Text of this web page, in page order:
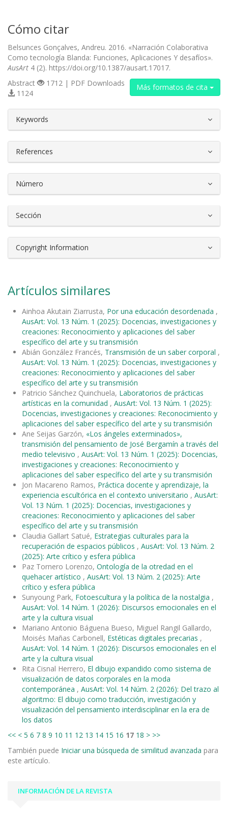
Cómo citar
Belsunces Gonçalves, Andreu. 2016. «Narración Colaborativa
Como tecnología Blanda: Funciones, Aplicaciones Y desafíos».
AusArt 4 (2). https://doi.org/10.1387/ausart.17017.
Más formatos de cita
Abstract
1712 | PDF Downloads
1124
Keywords
References
Número
Sección
Copyright Information
Artículos similares
Ainhoa Akutain Ziarrusta, Por una educación desordenada ,
AusArt: Vol. 13 Núm. 1 (2025): Docencias, investigaciones y
creaciones: Reconocimiento y aplicaciones del saber
específico del arte y su transmisión
Abián González Francés, Transmisión de un saber corporal ,
AusArt: Vol. 13 Núm. 1 (2025): Docencias, investigaciones y
creaciones: Reconocimiento y aplicaciones del saber
específico del arte y su transmisión
Patricio Sánchez Quinchuela, Laboratorios de prácticas
artísticas en la comunidad , AusArt: Vol. 13 Núm. 1 (2025):
Docencias, investigaciones y creaciones: Reconocimiento y
aplicaciones del saber específico del arte y su transmisión
Ane Seijas Garzón, «Los ángeles exterminados»,
transmisión del pensamiento de José Bergamín a través del
medio televisivo , AusArt: Vol. 13 Núm. 1 (2025): Docencias,
investigaciones y creaciones: Reconocimiento y
aplicaciones del saber específico del arte y su transmisión
Jon Macareno Ramos, Práctica docente y aprendizaje, la
experiencia escultórica en el contexto universitario , AusArt:
Vol. 13 Núm. 1 (2025): Docencias, investigaciones y
creaciones: Reconocimiento y aplicaciones del saber
específico del arte y su transmisión
Claudia Gallart Satué, Estrategias culturales para la
recuperación de espacios públicos , AusArt: Vol. 13 Núm. 2
(2025): Arte crítico y esfera pública
Paz Tornero Lorenzo, Ontología de la otredad en el
quehacer artístico , AusArt: Vol. 13 Núm. 2 (2025): Arte
crítico y esfera pública
Sunyoung Park, Fotoescultura y la política de la nostalgia ,
AusArt: Vol. 14 Núm. 1 (2026): Discursos emocionales en el
arte y la cultura visual
Mariano Antonio Báguena Bueso, Miguel Rangil Gallardo,
Moisés Mañas Carbonell, Estéticas digitales precarias ,
AusArt: Vol. 14 Núm. 1 (2026): Discursos emocionales en el
arte y la cultura visual
Rita Cisnal Herrero, El dibujo expandido como sistema de
visualización de datos corporales en la moda
contemporánea , AusArt: Vol. 14 Núm. 2 (2026): Del trazo al
algoritmo: El dibujo como traducción, investigación y
visualización del pensamiento interdisciplinar en la era de
los datos
<< < 5 6 7 8 9 10 11 12 13 14 15 16 17 18 > >>
También puede Iniciar una búsqueda de similitud avanzada para
este artículo.
INFORMACIÓN DE LA REVISTA